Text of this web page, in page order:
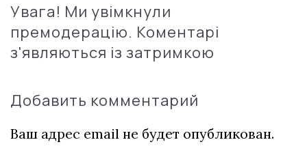
Увага! Ми увімкнули
премодерацію. Коментарі
з'являються із затримкою
Добавить комментарий
Ваш адрес email не будет опубликован.